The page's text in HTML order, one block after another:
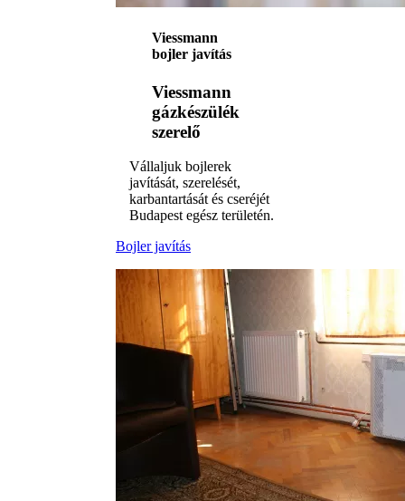
Viessmann
bojler javítás
Viessmann
gázkészülék
szerelő
Vállaljuk bojlerek
javítását, szerelését,
karbantartását és cseréjét
Budapest egész területén.
Bojler javítás